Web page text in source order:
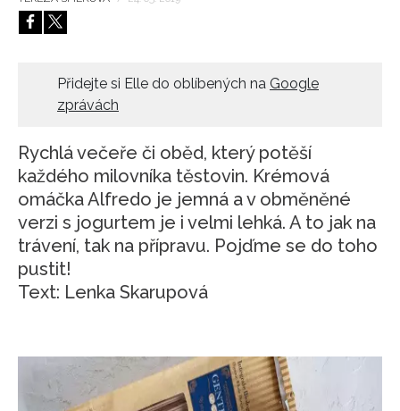
HOME
Přidejte si Elle do oblíbených na Google
zprávách
Rychlá večeře či oběd, který potěší
každého milovníka těstovin. Krémová
omáčka Alfredo je jemná a v obměněné
verzi s jogurtem je i velmi lehká. A to jak na
trávení, tak na přípravu. Pojďme se do toho
pustit!
Text: Lenka Skarupová